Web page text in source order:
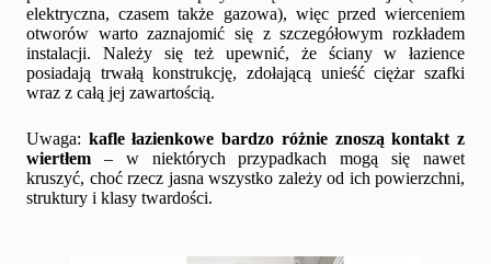
elektryczna, czasem także gazowa), więc przed wierceniem
otworów warto zaznajomić się z szczegółowym rozkładem
instalacji. Należy się też upewnić, że ściany w łazience
posiadają trwałą konstrukcję, zdołającą unieść ciężar szafki
wraz z całą jej zawartością.
Uwaga: kafle łazienkowe bardzo różnie znoszą kontakt z
wiertłem – w niektórych przypadkach mogą się nawet
kruszyć, choć rzecz jasna wszystko zależy od ich powierzchni,
struktury i klasy twardości.